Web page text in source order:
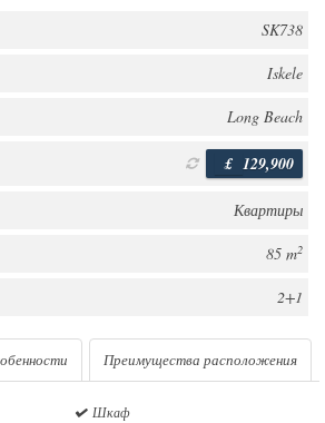
SK738
Iskele
Long Beach
£ 129,900
Квартиры
85 m2
2+1
Преимущества расположения
Шкаф